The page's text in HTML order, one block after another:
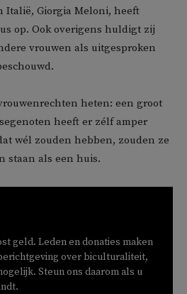
Italië, Giorgia Meloni, heeft
op. Ook overigens huldigt zij
vrouwen als uitgesproken
heten: een groot
heeft er zélf amper
wél zouden hebben, zouden ze
staan als een huis.
geld. Leden en donaties maken
over biculturaliteit,
Steun ons daarom als u